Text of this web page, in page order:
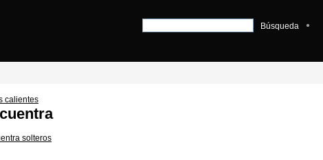
Búsqueda
calientes
solteros